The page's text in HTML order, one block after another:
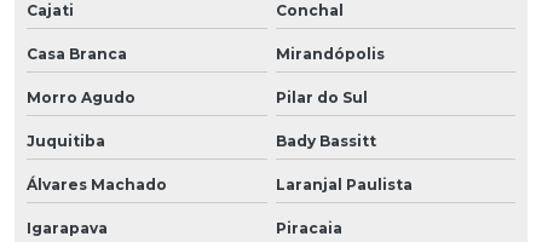
Cajati Conchal
Casa Branca Mirandópolis
Morro Agudo Pilar do Sul
Juquitiba Bady Bassitt
Álvares Machado Laranjal Paulista
Igarapava Piracaia